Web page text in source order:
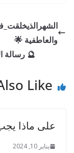
o
o
k
والعاطفية 🌟
🔮 رسالة
Like
على ماذا يجب
يناير 10, 2024